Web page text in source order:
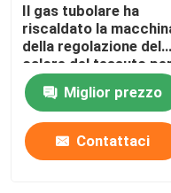
Il gas tubolare ha
riscaldato la
della regolazione del
calore del tessuto
tessuti
dell'asciugamano
2200mm
Miglior prezzo
Contattaci